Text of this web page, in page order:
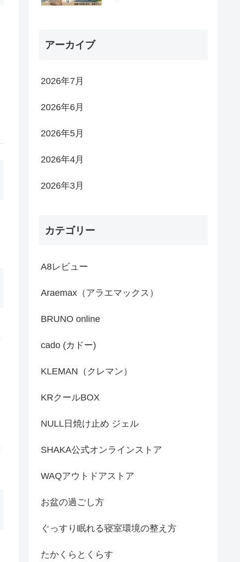
アーカイブ
2026年7月
2026年6月
2026年5月
2026年4月
2026年3月
カテゴリー
A8レビュー
Araemax（アラエマックス）
BRUNO online
cado (カドー)
KLEMAN（クレマン）
KRクールBOX
NULL日焼け止め ジェル
SHAKA公式オンラインストア
WAQアウトドアストア
お盆の過ごし方
ぐっすり眠れる寝室環境の整え方
たかくらとくらす